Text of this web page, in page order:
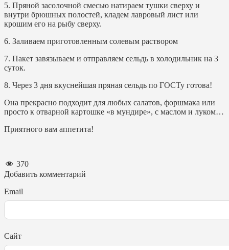
5. Пряной засолочной смесью натираем тушки сверху и
внутри брюшных полостей, кладем лавровый лист или
крошим его на рыбу сверху.
6. Заливаем приготовленным солевым раствором
7. Пакет завязываем и отправляем сельдь в холодильник на 3
суток.
8. Через 3 дня вкуснейшая пряная сельдь по ГОСТу готова!
Она прекрасно подходит для любых салатов, форшмака или
просто к отварной картошке «в мундире», с маслом и луком…
Приятного вам аппетита!
370
Добавить комментарий
Email
Сайт